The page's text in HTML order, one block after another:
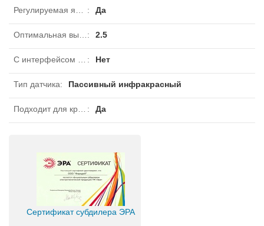
: Да
: 2.5
: Нет
Тип датчика: Пассивный инфракрасный
: Да
Сертификат субдилера ЭРА